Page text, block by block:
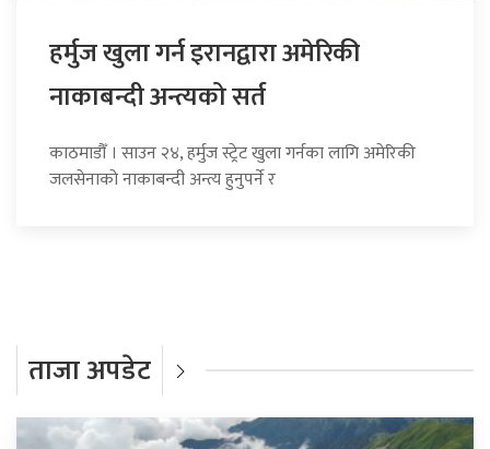
हर्मुज खुला गर्न इरानद्वारा अमेरिकी
नाकाबन्दी अन्त्यको सर्त
काठमाडौँ । साउन २४, हर्मुज स्ट्रेट खुला गर्नका लागि अमेरिकी
जलसेनाको नाकाबन्दी अन्त्य हुनुपर्ने र
ताजा अपडेट